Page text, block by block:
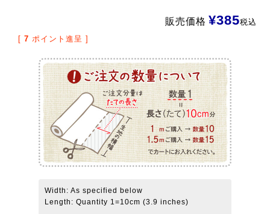
販売価格 ¥385税込
[ 7 ポイント進呈 ]
Width: As specified below
Length: Quantity 1=10cm (3.9 inches)